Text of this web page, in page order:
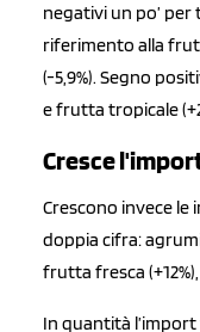
negativi un po’
riferimento alla
(-5,9%). Segno
e frutta tropicale
Cresce
Crescono invece
doppia cifra: agrumi
frutta fresca
In quantità l’import